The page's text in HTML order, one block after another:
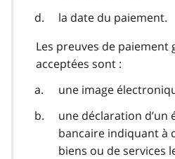
la date du paiement.
Les preuves de paiement
acceptées sont :
une image
une déclaration d’un
bancaire indiquant à
biens ou de services